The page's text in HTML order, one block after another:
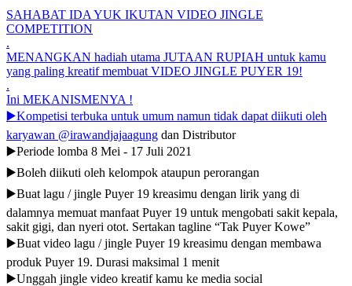
SAHABAT IDA YUK IKUTAN VIDEO JINGLE
COMPETITION
.
MENANGKAN hadiah utama JUTAAN RUPIAH untuk kamu
yang paling kreatif membuat VIDEO JINGLE PUYER 19!
.
Ini MEKANISMENYA !
▶️Kompetisi terbuka untuk umum namun tidak dapat diikuti oleh
karyawan @irawandjajaagung dan Distributor
▶️Periode lomba 8 Mei - 17 Juli 2021
▶️Boleh diikuti oleh kelompok ataupun perorangan
▶️Buat lagu / jingle Puyer 19 kreasimu dengan lirik yang di
dalamnya memuat manfaat Puyer 19 untuk mengobati sakit kepala,
sakit gigi, dan nyeri otot. Sertakan tagline “Tak Puyer Kowe”
▶️Buat video lagu / jingle Puyer 19 kreasimu dengan membawa
produk Puyer 19. Durasi maksimal 1 menit
▶️Unggah jingle video kreatif kamu ke media social